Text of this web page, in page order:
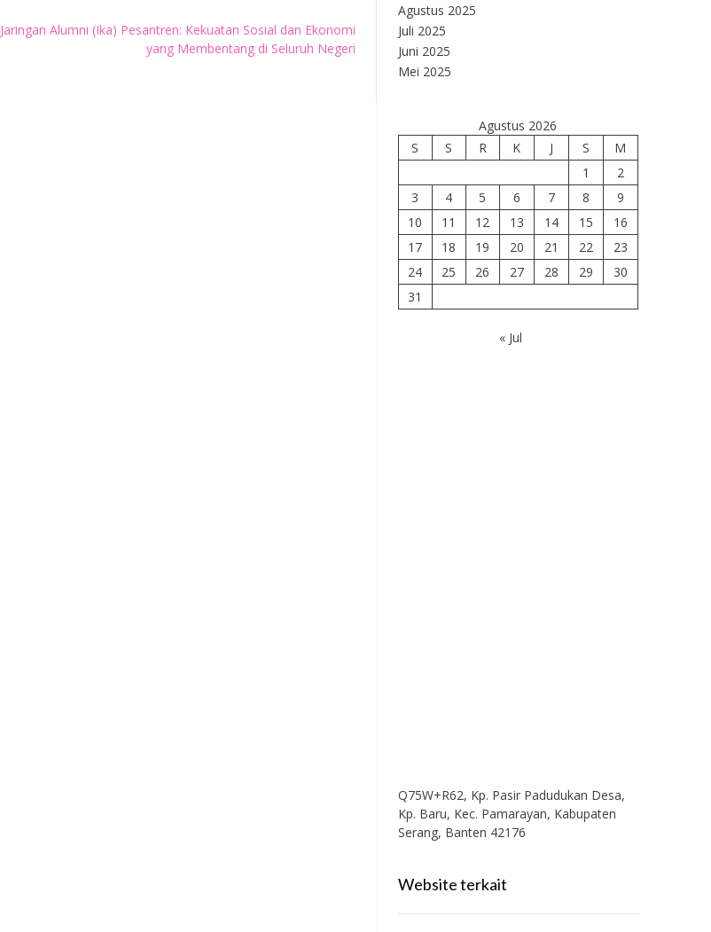
Jaringan Alumni (Ika) Pesantren: Kekuatan Sosial dan Ekonomi
yang Membentang di Seluruh Negeri
Agustus 2025
Juli 2025
Juni 2025
Mei 2025
Agustus 2026
S
S R K J S
M
1
2
3
4 5 6 7 8
9
10
11 12 13 14 15
16
17
18 19 20 21 22
23
24
25 26 27 28 29
30
31
« Jul
Q75W+R62, Kp. Pasir Padudukan Desa,
Kp. Baru, Kec. Pamarayan, Kabupaten
Serang, Banten 42176
Website terkait